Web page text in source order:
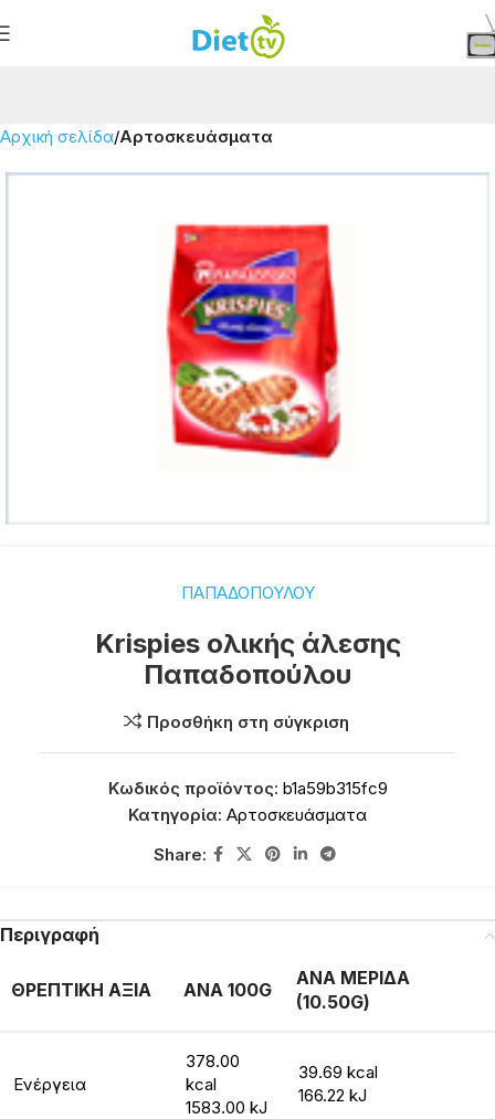
Αρχική σελίδα Αρτοσκευάσματα
ΠΑΠΑΔΟΠΟΥΛΟΥ
Krispies ολικής άλεσης
Παπαδοπούλου
Προσθήκη στη σύγκριση
Κωδικός προϊόντος: b1a59b315fc9
Κατηγορία: Αρτοσκευάσματα
Share:
Περιγραφή
ΘΡΕΠΤΙΚΗ ΑΞΙΑ ΑΝΑ 100G
ΑΝΑ ΜΕΡΙΔΑ
(10.50G)
Ενέργεια
378.00
kcal
1583.00 kJ
39.69 kcal
166.22 kJ